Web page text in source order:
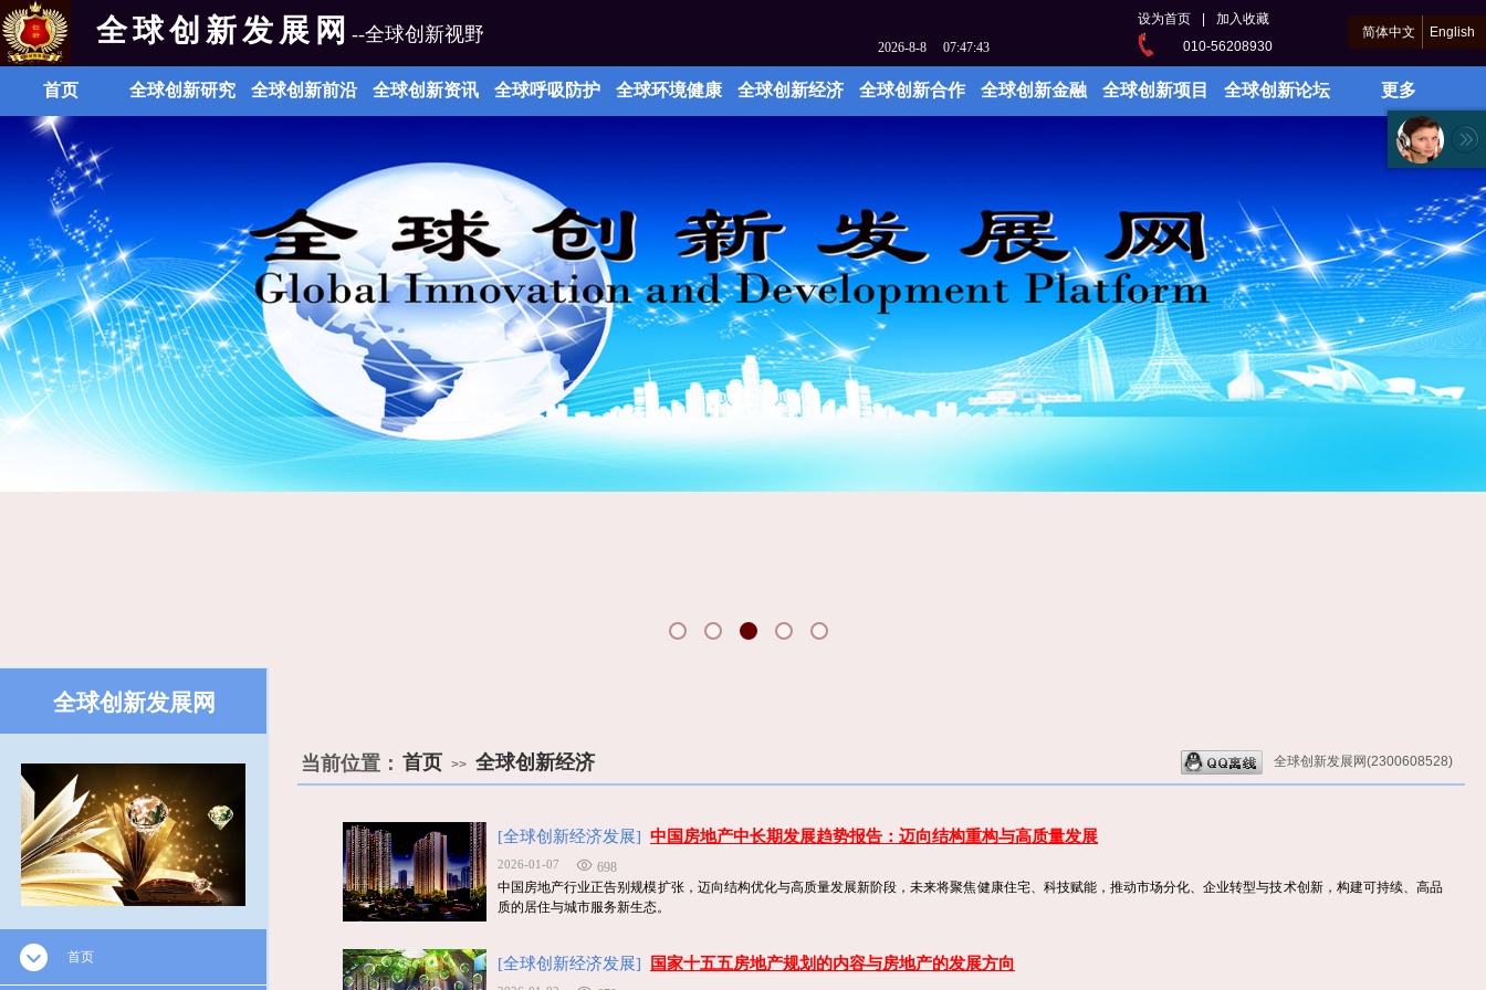
010-56208930
2026-8-8 07:47:43
设为首页
加入收藏
简体中文
English
全球创新发展网 --全球创新视野
首页 全球创新研究 全球创新前沿 全球创新资讯 全球呼吸防护 全球环境健康 全球创新经济 全球创新合作 全球创新金融 全球创新项目 全球创新论坛 更多
首页
全球创新发展网
当前位置： 全球创新发展网(2300608528)
首页 >> 全球创新经济
[全球创新经济发展] 中国房地产中长期发展趋势报告：迈向结构重构与高质量发展
2026-01-07
698
中国房地产行业正告别规模扩张，迈向结构优化与高质量发展新阶段，未来将聚焦健康住宅、科技赋能，推动市场分化、企业转型与技术创新，构建可持续、高品
质的居住与城市服务新生态。
[全球创新经济发展] 国家十五五房地产规划的内容与房地产的发展方向